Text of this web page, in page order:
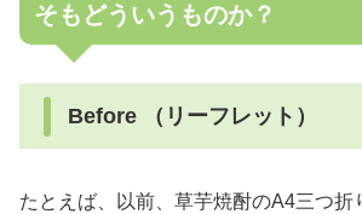
そもどういうものか？
Before （リーフレット）
たとえば、以前、草芋焼酎のA4三つ折